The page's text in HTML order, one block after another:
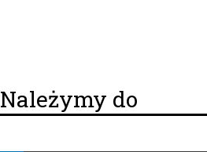
Należymy do